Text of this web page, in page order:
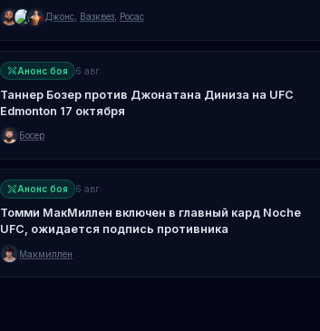
Майлса Джонса
Джонс, Вазквез, Росас
Анонс боя 6 авг.
Таннер Бозер против Джонатана Диниза на UFC
Edmonton 17 октября
Босер
Анонс боя 6 авг.
Томми МакМиллен включен в главный кард Noche
UFC, ожидается подпись противника
Макмиллен